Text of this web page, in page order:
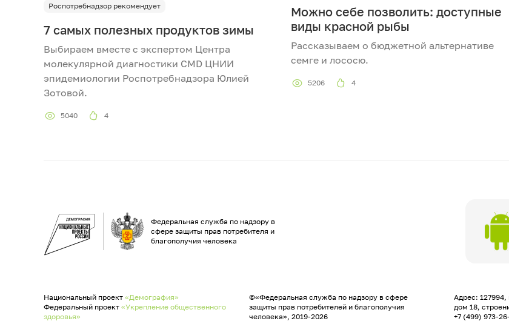
Роспотребнадзор рекомендует
7 самых полезных продуктов зимы
Выбираем вместе с экспертом Центра
молекулярной диагностики CMD ЦНИИ
эпидемиологии Роспотребнадзора Юлией
Зотовой.
5040 4
Можно себе позволить: доступные
виды красной рыбы
Рассказываем о бюджетной альтернативе
семге и лососю.
5206 4
Федеральная служба по надзору в
сфере защиты прав потребителя и
благополучия человека
Национальный проект «Демография»
Федеральный проект «Укрепление общественного
здоровья»
©«Федеральная служба по надзору в сфере
защиты прав потребителей и благополучия
человека», 2019-2026
Адрес:
дом 18,
+7 (499) 973-